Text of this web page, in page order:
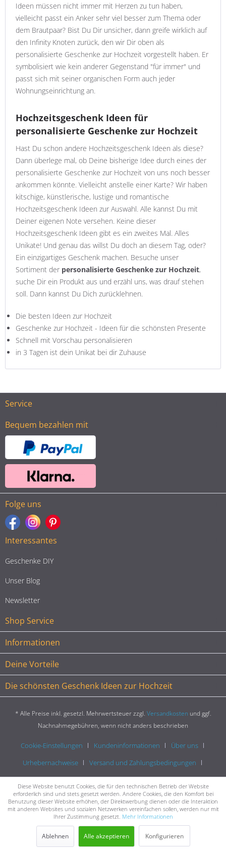
Ideen müssen nicht immer mit Herzen zu tun haben,
vielleicht passt ein Anker sehr viel besser zum Thema oder
dem Brautpaar? Bist Du Dir unsicher, dann greife wirklich auf
den Infinity Knoten zurück, den wir Dir oben als
personalisierte Geschenke zur Hochzeit vorgestellt haben. Er
symbolisiert wie kein anderer Gegenstand "für immer" und
passt sich mit seiner organischen Form auch jeder
Wohnungseinrichtung an.
Hochzeitsgeschenk Ideen für
personalisierte Geschenke zur Hochzeit
Hast Du schon andere Hochzeitsgeschenk Ideen als diese?
Dann überlege mal, ob Deine bisherige Idee durch eines der
personalisierte Geschenke zur Hochzeit von uns noch besser
ankommen könnte. Vielleicht anstelle einer Karte? Wir haben
kitschige, künstlerische, lustige und romantische
Hochzeitsgeschenk Ideen zur Auswahl. Alle kannst Du mit
Deiner eigenen Note versehen. Keine dieser
Hochzeitsgeschenk Ideen gibt es ein zweites Mal. Alles
Unikate! Und genau das willst Du doch an diesem Tag, oder?
Ein einzigartiges Geschenk machen. Besuche unser
Sortiment der personalisierte Geschenke zur Hochzeit,
suche Dir ein Produkt aus und erzähl uns, was drauf stehen
soll. Dann kannst Du Dich zurücklehnen.
Die besten Ideen zur Hochzeit
Geschenke zur Hochzeit - Ideen für die schönsten Presente
Schnell mit Vorschau personalisieren
in 3 Tagen ist dein Unikat bei dir Zuhause
Service
Bequem bezahlen mit
Folge uns
Interessantes
Geschenke DIY
Unser Blog
Newsletter
Shop Service
Informationen
Deine Vorteile
Die schönsten Geschenk Ideen zur Hochzeit
* Alle Preise inkl. gesetzl. Mehrwertsteuer zzgl. Versandkosten und ggf.
Nachnahmegebühren, wenn nicht anders beschrieben
Cookie-Einstellungen Kundeninformationen
Über uns
Urhebernachweise
Versand und Zahlungsbedingungen
Widerrufsrecht
Datenschutz AGB Impressum
Diese Website benutzt Cookies, die für den technischen Betrieb der Website
erforderlich sind und stets gesetzt werden. Andere Cookies, die den Komfort bei
Benutzung dieser Website erhöhen, der Direktwerbung dienen oder die Interaktion
mit anderen Websites und sozialen Netzwerken vereinfachen sollen, werden nur mit
Ihrer Zustimmung gesetzt. Mehr Informationen
Ablehnen Alle akzeptieren Konfigurieren